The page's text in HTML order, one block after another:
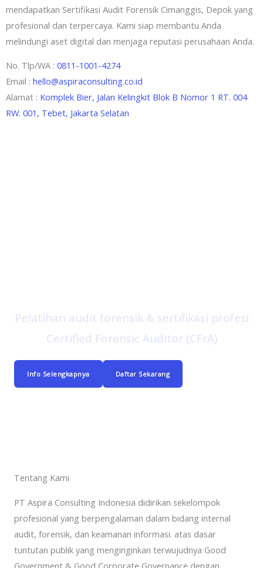
mendapatkan Sertifikasi Audit Forensik Cimanggis, Depok yang
profesional dan terpercaya. Kami siap membantu Anda
melindungi aset digital dan menjaga reputasi perusahaan Anda.
No. Tlp/WA : 0811-1001-4274
Email : hello@aspiraconsulting.co.id
Alamat : Komplek Bier, Jalan Kelingkit Blok B Nomor 1 RT. 004
RW. 001, Tebet, Jakarta Selatan
Pelatihan audit forensik & sertifikasi profesi
Certified Forensic Auditor (CFrA)
Info Selengkapnya Daftar Sekarang
Tentang Kami
PT Aspira Consulting Indonesia didirikan sekelompok
profesional yang berpengalaman dalam bidang internal
audit, forensik, dan keamanan informasi. atas dasar
tuntutan publik yang menginginkan terwujudnya Good
Government & Good Corporate Governance dengan